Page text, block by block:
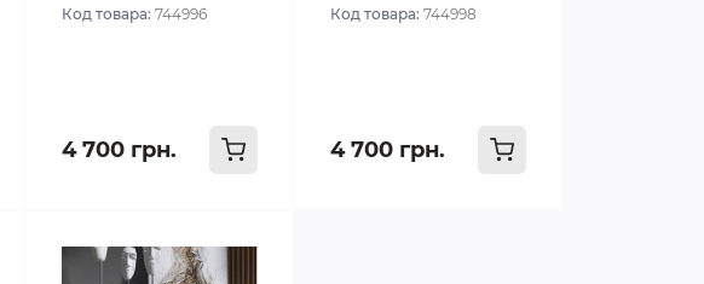
Код товара: 744996
4 700 грн.
Код товара: 744998
4 700 грн.